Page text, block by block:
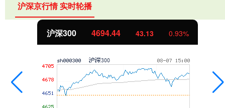
沪深京行情 实时轮播
北证50 1134.24 11.37 1.01%